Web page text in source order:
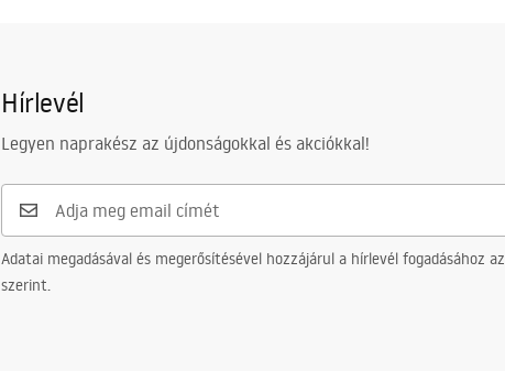
Hírlevél
Legyen naprakész az újdonságokkal és akciókkal!
Adatai megadásával és megerősítésével hozzájárul a hírlevél fogadásához az
szerint.